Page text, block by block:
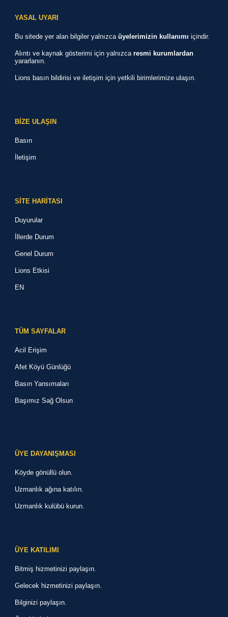
YASAL UYARI
Bu sitede yer alan bilgiler yalnızcaüyelerimizin kullanımı içindir.
Alıntı ve kaynak gösterimi için yalnızcaresmi kurumlardan
yararlanın.
Lions basın bildirisi ve iletişim için yetkili birimlerimize ulaşın.
BİZE ULAŞIN
Basın
İletişim
SİTE HARİTASI
Duyurular
İllerde Durum
Genel Durum
Lions Etkisi
EN
TÜM SAYFALAR
Acil Erişim
Afet Köyü Günlüğü
Basın Yansımaları
Başımız Sağ Olsun
ÜYE DAYANIŞMASI
Köyde gönüllü olun.
Uzmanlık ağına katılın.
Uzmanlık kulübü kurun.
ÜYE KATILIMI
Bitmiş hizmetinizi paylaşın.
Gelecek hizmetinizi paylaşın.
Bilginizi paylaşın.